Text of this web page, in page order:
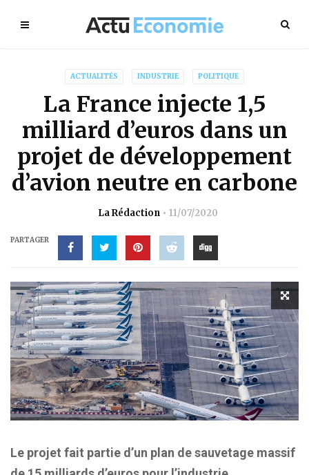
ACTUALITÉS INDUSTRIE POLITIQUE
La France injecte 1,5
milliard d’euros dans un
projet de développement
d’avion neutre en carbone
La Rédaction 11/07/2020
PARTAGER
Le projet fait partie d’un plan de sauvetage massif